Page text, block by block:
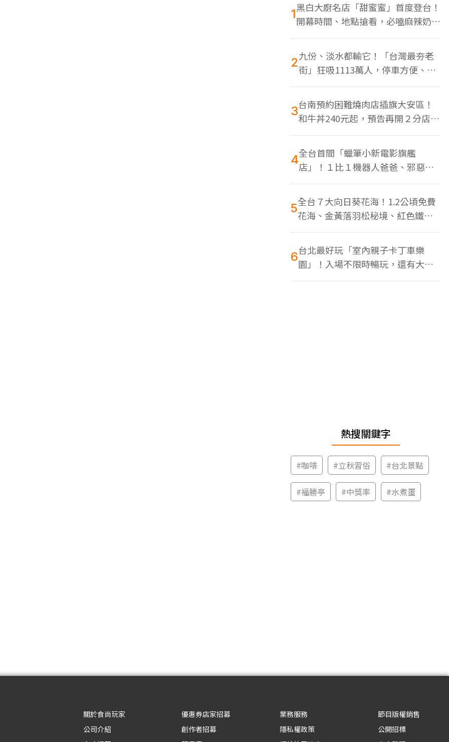
1黑白大廚名店「甜蜜蜜」首度登台！
開幕時間、地點搶看，必嗑麻辣奶油
蝦
2九份、淡水都輸它！「台灣最夯老
街」狂吸1113萬人，停車方便、特
色美食多
3台南預約困難燒肉店插旗大安區！
和牛丼240元起，預告再開２分店、
地點曝光
4全台首間「蠟筆小新電影旗艦
店」！１比１機器人爸爸、邪惡正
男，百款周邊買翻
5全台７大向日葵花海！1.2公頃免費
花海、金黃落羽松秘境、紅色鐵橋
同框
6台北最好玩「室內親子卡丁車樂
園」！入場不限時暢玩，還有大螢
幕Switch遊戲區
熱搜關鍵字
#咖啡 #立秋習俗 #台北景點
#福勝亭 #中獎率 #水煮蛋
關於食尚玩家
公司介紹
優惠券店家招募
創作者招募
業務服務
隱私權政策
節目版權銷售
公開招標